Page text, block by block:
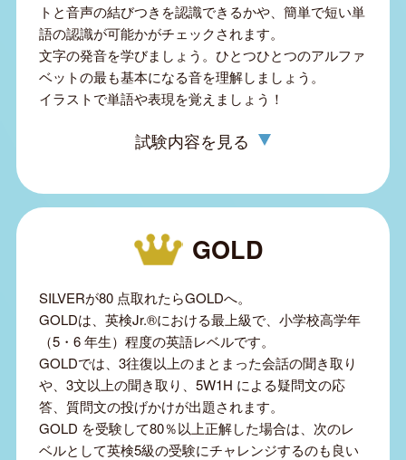
トと音声の結びつきを認識できるかや、簡単で短い単
語の認識が可能かがチェックされます。
文字の発音を学びましょう。ひとつひとつのアルファ
ベットの最も基本になる音を理解しましょう。
イラストで単語や表現を覚えましょう！
試験内容を見る
GOLD
SILVERが80 点取れたらGOLDへ。
GOLDは、英検Jr.®における最上級で、小学校高学年
（5・6 年生）程度の英語レベルです。
GOLDでは、3往復以上のまとまった会話の聞き取り
や、3文以上の聞き取り、5W1H による疑問文の応
答、質問文の投げかけが出題されます。
GOLD を受験して80％以上正解した場合は、次のレ
ベルとして英検5級の受験にチャレンジするのも良い